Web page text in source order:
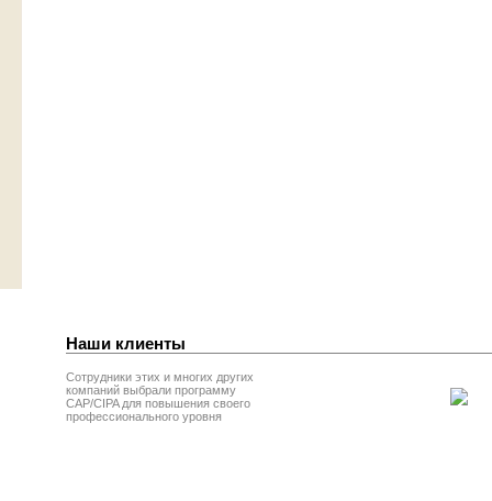
Наши клиенты
Сотрудники этих и многих других
компаний выбрали программу
CAP/CIPA для повышения своего
профессионального уровня